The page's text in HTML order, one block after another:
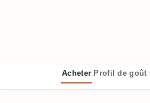
Acheter Profil de goût